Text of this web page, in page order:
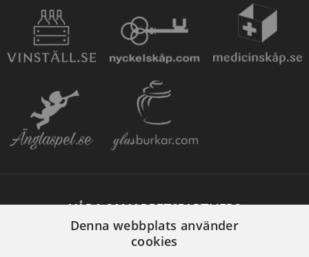
VÅRA SAMARBETSPARTNERS
Denna webbplats använder
cookies